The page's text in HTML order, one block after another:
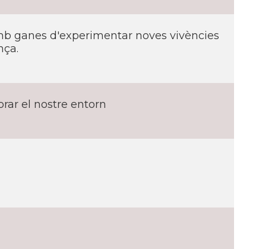
ganes d'experimentar noves vivències
el nostre entorn